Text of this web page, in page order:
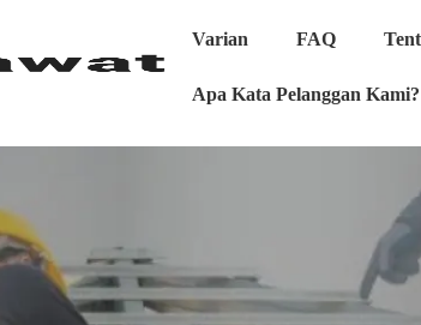
Varian FAQ
Apa Kata Pelanggan Kami?